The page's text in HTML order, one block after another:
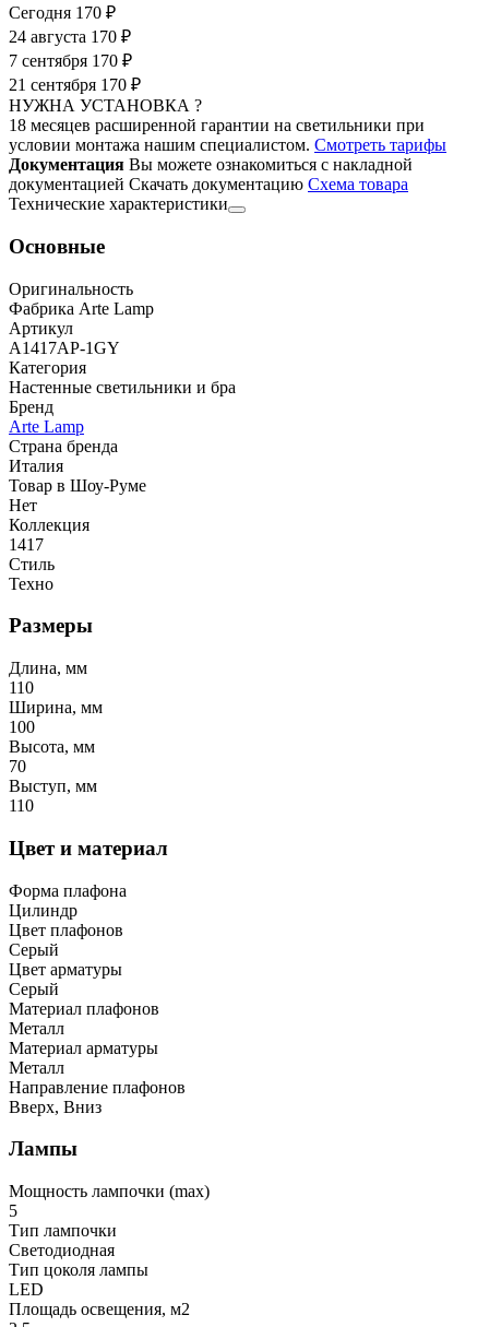
Сегодня 170 ₽
24 августа 170 ₽
7 сентября 170 ₽
21 сентября 170 ₽
НУЖНА УСТАНОВКА ?
18 месяцев расширенной гарантии на светильники при
условии монтажа нашим специалистом. Смотреть тарифы
Документация Вы можете ознакомиться с накладной
документацией Скачать документацию Cхема товара
Технические характеристики
Основные
Оригинальность
Фабрика Arte Lamp
Артикул
A1417AP-1GY
Категория
Настенные светильники и бра
Бренд
Arte Lamp
Страна бренда
Италия
Товар в Шоу-Руме
Нет
Коллекция
1417
Стиль
Техно
Размеры
Длина, мм
110
Ширина, мм
100
Высота, мм
70
Выступ, мм
110
Цвет и материал
Форма плафона
Цилиндр
Цвет плафонов
Серый
Цвет арматуры
Серый
Материал плафонов
Металл
Материал арматуры
Металл
Направление плафонов
Вверх, Вниз
Лампы
Мощность лампочки (max)
5
Тип лампочки
Светодиодная
Тип цоколя лампы
LED
Площадь освещения, м2